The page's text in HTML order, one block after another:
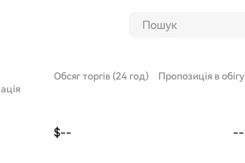
Обсяг торгів (24 год) Пропозиція в обігу
$-- --